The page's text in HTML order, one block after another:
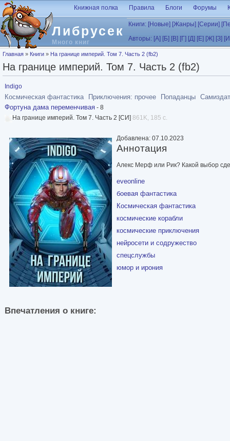
Перейти к основному содержанию
Либрусек
Много книг
Книжная полка Правила Блоги Форумы
Книги: [Новые] [Жанры] [Серии]
Авторы: [А] [Б] [В] [Г] [Д] [Е] [Ж] [З]
Вы здесь
Главная » Книги » На границе империй. Том 7. Часть 2 (fb2)
На границе империй. Том 7. Часть 2 (fb2)
Indigo
Космическая фантастика Приключения: прочее Попаданцы
Фортуна дама переменчивая - 8
На границе империй. Том 7. Часть 2 [СИ] 861K, 185 с.
Добавлена: 07.10.2023
Аннотация
Алекс Мерф или Рик? Какой выбор
eveonline
боевая фантастика
Космическая фантастика
космические корабли
космические приключения
нейросети и содружество
спецслужбы
юмор и ирония
Впечатления о книге: